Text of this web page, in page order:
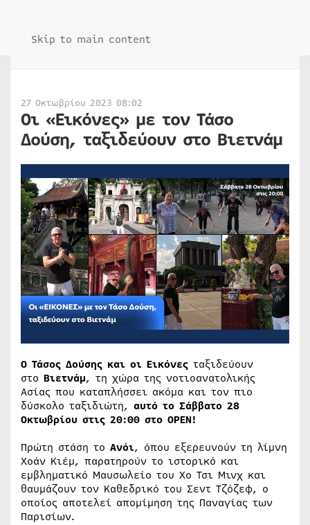
Skip to main content
27 Οκτωβρίου 2023 08:02
Οι «Εικόνες» με τον Τάσο
Δούση, ταξιδεύουν στο Βιετνάμ
O Τάσος Δούσης και οι Εικόνες ταξιδεύουν
στο Βιετνάμ, τη χώρα της νοτιοανατολικής
Ασίας που καταπλήσσει ακόμα και τον πιο
δύσκολο ταξιδιώτη, αυτό το Σάββατο 28
Οκτωβρίου στις 20:00 στο OPEN!
Πρώτη στάση το Ανόι, όπου εξερευνούν τη λίμνη
Χοάν Κιέμ, παρατηρούν το ιστορικό και
εμβληματικό Μαυσωλείο του Χο Τσι Μινχ και
θαυμάζουν τον Καθεδρικό του Σεντ Τζόζεφ, ο
οποίος αποτελεί απομίμηση της Παναγίας των
Παρισίων.